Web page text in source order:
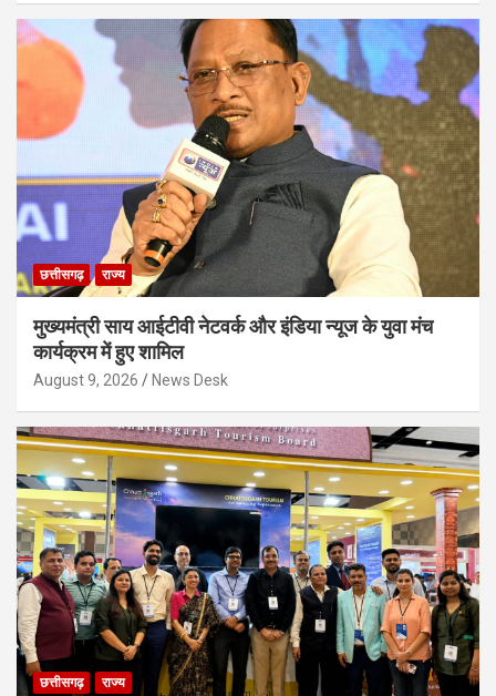
छत्तीसगढ़ राज्य
मुख्यमंत्री साय आईटीवी नेटवर्क और इंडिया न्यूज के युवा मंच
कार्यक्रम में हुए शामिल
August 9, 2026 News Desk
छत्तीसगढ़ राज्य